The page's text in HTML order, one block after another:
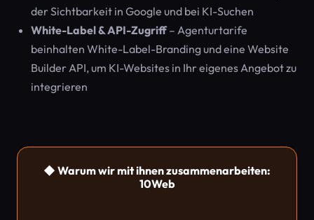
der Sichtbarkeit in Google und bei KI-Suchen
White-Label & API-Zugriff– Agenturtarife
beinhalten White-Label-Branding und eine Website
Builder API, um KI-Websites in Ihr eigenes Angebot zu
integrieren
◆ Warum wir mit ihnen zusammenarbeiten:
10Web